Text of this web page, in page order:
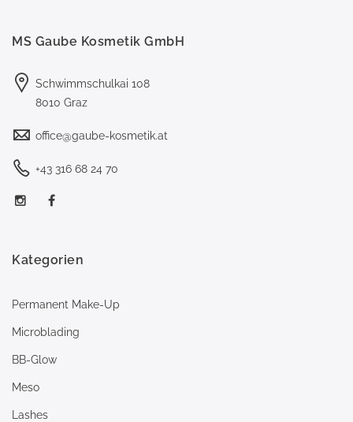
MS Gaube Kosmetik GmbH
Schwimmschulkai 108
8010 Graz
office@gaube-kosmetik.at
+43 316 68 24 70
Kategorien
Permanent Make-Up
Microblading
BB-Glow
Meso
Lashes